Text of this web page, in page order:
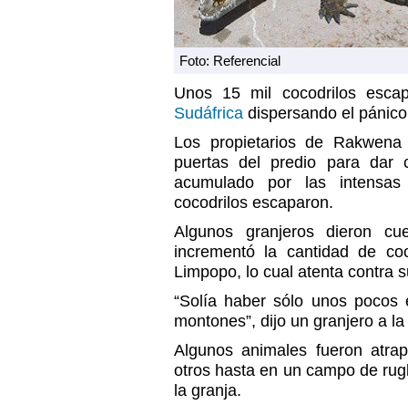
Foto: Referencial
Unos 15 mil cocodrilos
Sudáfrica dispersando el
Los propietarios de
puertas del predio para dar
acumulado por las
cocodrilos escaparon.
Algunos granjeros dieron
incrementó la cantidad de
Limpopo, lo cual atenta contra
“Solía haber sólo unos
montones”, dijo un granjero a
Algunos animales fueron
otros hasta en un campo de
la granja.